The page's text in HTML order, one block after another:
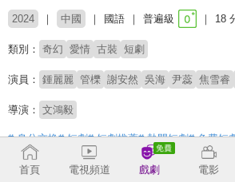
2024 中國 國語 普遍級 18
類別： 奇幻 愛情 古裝 短劇
演員： 鍾麗麗 管櫟 謝安然 吳海 尹蕊 焦雪睿
導演： 文鴻毅
# 身分交換# 短劇# 短劇推薦# 熱門短劇# 免費短
首頁 電視頻道 戲劇 電影